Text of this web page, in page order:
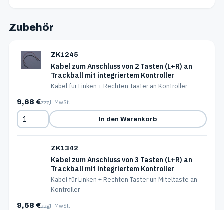
Zubehör
ZK1245
Kabel zum Anschluss von 2 Tasten (L+R) an
Trackball mit integriertem Kontroller
Kabel für Linken + Rechten Taster an Kontroller
9,68 €zzgl. MwSt.
In den Warenkorb
ZK1342
Kabel zum Anschluss von 3 Tasten (L+R) an
Trackball mit integriertem Kontroller
Kabel für Linken + Rechten Taster un Miteltaste an
Kontroller
9,68 €zzgl. MwSt.